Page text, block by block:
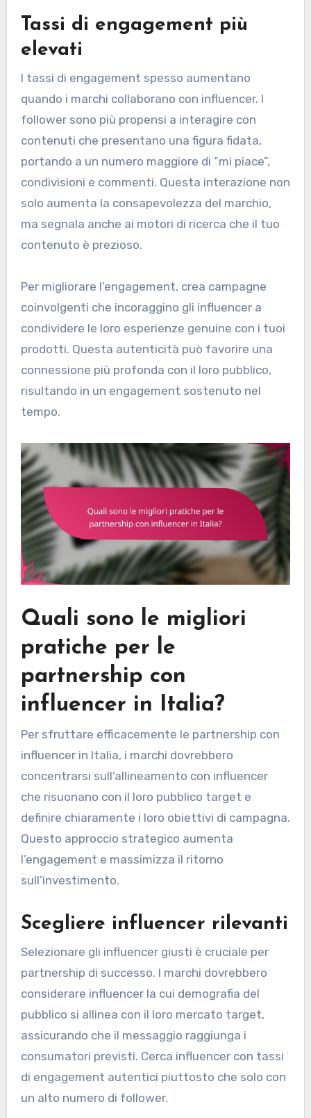
Tassi di engagement più
elevati
I tassi di engagement spesso aumentano
quando i marchi collaborano con influencer. I
follower sono più propensi a interagire con
contenuti che presentano una figura fidata,
portando a un numero maggiore di “mi piace”,
condivisioni e commenti. Questa interazione non
solo aumenta la consapevolezza del marchio,
ma segnala anche ai motori di ricerca che il tuo
contenuto è prezioso.
Per migliorare l’engagement, crea campagne
coinvolgenti che incoraggino gli influencer a
condividere le loro esperienze genuine con i tuoi
prodotti. Questa autenticità può favorire una
connessione più profonda con il loro pubblico,
risultando in un engagement sostenuto nel
tempo.
Quali sono le migliori
pratiche per le
partnership con
influencer in Italia?
Per sfruttare efficacemente le partnership con
influencer in Italia, i marchi dovrebbero
concentrarsi sull’allineamento con influencer
che risuonano con il loro pubblico target e
definire chiaramente i loro obiettivi di campagna.
Questo approccio strategico aumenta
l’engagement e massimizza il ritorno
sull’investimento.
Scegliere influencer rilevanti
Selezionare gli influencer giusti è cruciale per
partnership di successo. I marchi dovrebbero
considerare influencer la cui demografia del
pubblico si allinea con il loro mercato target,
assicurando che il messaggio raggiunga i
consumatori previsti. Cerca influencer con tassi
di engagement autentici piuttosto che solo con
un alto numero di follower.